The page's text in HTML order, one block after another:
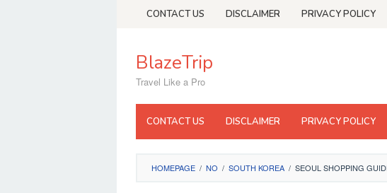
CONTACT US DISCLAIMER PRIVACY POLICY
BlazeTrip
Travel Like a Pro
CONTACT US DISCLAIMER PRIVACY POLICY
HOMEPAGE / NO / SOUTH KOREA / SEOUL SHOPPING